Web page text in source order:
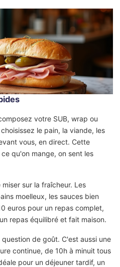
votre SUB, wrap ou
le pain, la viande, les
vous, en direct. Cette
qu'on mange, on sent les
sur la fraîcheur. Les
moelleux, les sauces bien
euros pour un repas complet,
repas équilibré et fait maison.
de goût. C'est aussi une
continue, de 10h à minuit tous
pour un déjeuner tardif, un